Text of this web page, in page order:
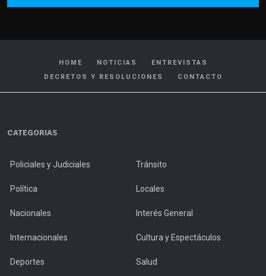
HOME NOTICIAS
ENTREVISTAS
DECRETOS Y RESOLUCIONES
CONTACTO
CATEGORIAS
Policiales y Judiciales Tránsito
Política Locales
Nacionales Interés General
Internacionales Cultura y Espectáculos
Deportes Salud